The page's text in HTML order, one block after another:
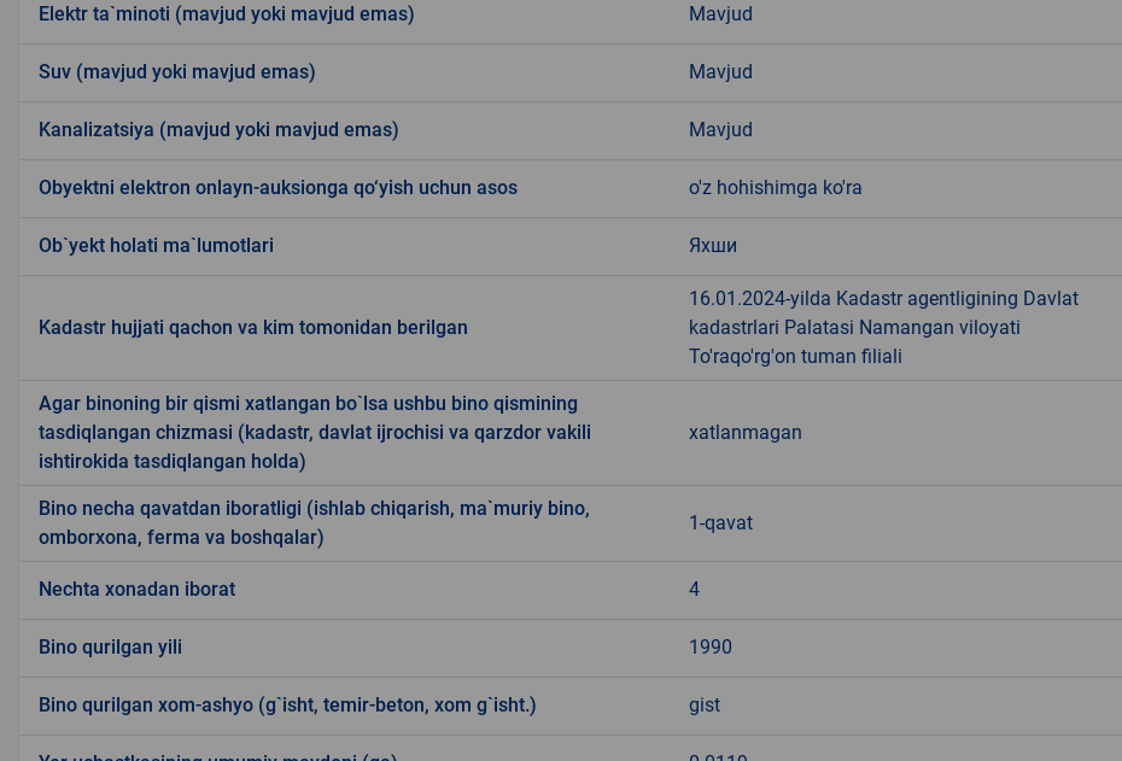
Elektr ta`minoti (mavjud yoki mavjud emas) Mavjud
Suv (mavjud yoki mavjud emas) Mavjud
Kanalizatsiya (mavjud yoki mavjud emas) Mavjud
Obyektni elektron onlayn-auksionga qo‘yish uchun asos o'z hohishimga ko'ra
Ob`yekt holati ma`lumotlari Яхши
Kadastr hujjati qachon va kim tomonidan berilgan
16.01.2024-yilda Kadastr agentligining Davlat
kadastrlari Palatasi Namangan viloyati
To'raqo'rg'on tuman filiali
Agar binoning bir qismi xatlangan bo`lsa ushbu bino qismining
tasdiqlangan chizmasi (kadastr, davlat ijrochisi va qarzdor vakili
ishtirokida tasdiqlangan holda)
xatlanmagan
Bino necha qavatdan iboratligi (ishlab chiqarish, ma`muriy bino,
omborxona, ferma va boshqalar)
1-qavat
Nechta xonadan iborat 4
Bino qurilgan yili 1990
Bino qurilgan xom-ashyo (g`isht, temir-beton, xom g`isht.) gist